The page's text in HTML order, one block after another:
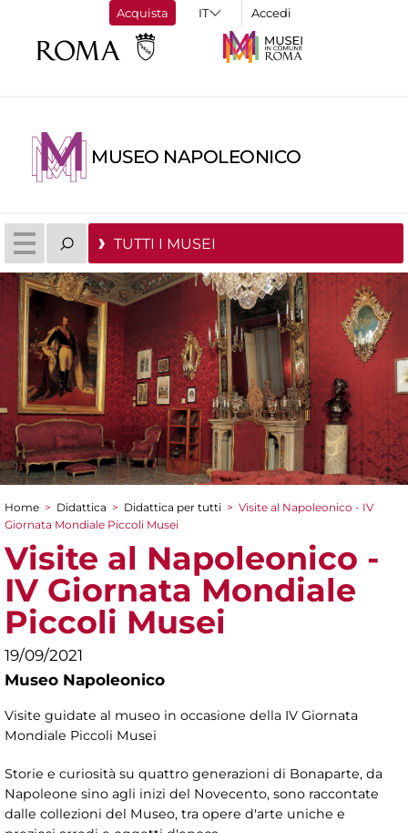
Acquista Accedi
MUSEO NAPOLEONICO
TUTTI I MUSEI
Tu sei qui
Home > Didattica > Didattica per tutti > Visite al Napoleonico - IV
Giornata Mondiale Piccoli Musei
Visite al Napoleonico -
IV Giornata Mondiale
Piccoli Musei
19/09/2021
Museo Napoleonico
Visite guidate al museo in occasione della IV Giornata
Mondiale Piccoli Musei
Storie e curiosità su quattro generazioni di Bonaparte, da
Napoleone sino agli inizi del Novecento, sono raccontate
dalle collezioni del Museo, tra opere d'arte uniche e